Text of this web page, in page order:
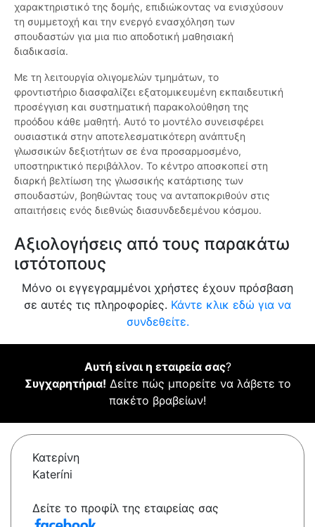
χαρακτηριστικό της δομής, επιδιώκοντας να ενισχύσουν
τη συμμετοχή και την ενεργό ενασχόληση των
σπουδαστών για μια πιο αποδοτική μαθησιακή
διαδικασία.
Με τη λειτουργία ολιγομελών τμημάτων, το
φροντιστήριο διασφαλίζει εξατομικευμένη εκπαιδευτική
προσέγγιση και συστηματική παρακολούθηση της
προόδου κάθε μαθητή. Αυτό το μοντέλο συνεισφέρει
ουσιαστικά στην αποτελεσματικότερη ανάπτυξη
γλωσσικών δεξιοτήτων σε ένα προσαρμοσμένο,
υποστηρικτικό περιβάλλον. Το κέντρο αποσκοπεί στη
διαρκή βελτίωση της γλωσσικής κατάρτισης των
σπουδαστών, βοηθώντας τους να ανταποκριθούν στις
απαιτήσεις ενός διεθνώς διασυνδεδεμένου κόσμου.
Αξιολογήσεις από τους παρακάτω
ιστότοπους
Μόνο οι εγγεγραμμένοι χρήστες έχουν πρόσβαση
σε αυτές τις πληροφορίες. Κάντε κλικ εδώ για να
συνδεθείτε.
Αυτή είναι η εταιρεία σας?
Συγχαρητήρια! Δείτε πώς μπορείτε να λάβετε το
πακέτο βραβείων!
Κατερίνη
Kateríni
Δείτε το προφίλ της εταιρείας σας